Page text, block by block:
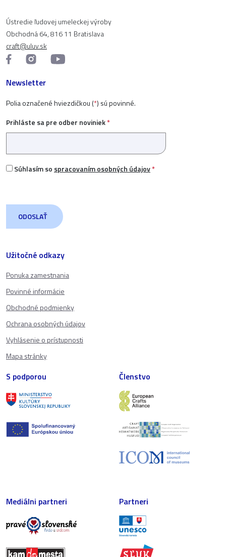
Užitočné odkazy
Ponuka zamestnania
Povinné informácie
Obchodné podmienky
Ochrana osobných údajov
Vyhlásenie o prístupnosti
Mapa stránky
Ústredie ľudovej umeleckej výroby
Obchodná 64, 816 11 Bratislava
craft@uluv.sk
Newsletter
Polia označené hviezdičkou (*) sú povinné.
Prihláste sa pre odber noviniek*
Súhlasím so spracovaním osobných údajov*
S podporou Členstvo
Mediálni partneri Partneri